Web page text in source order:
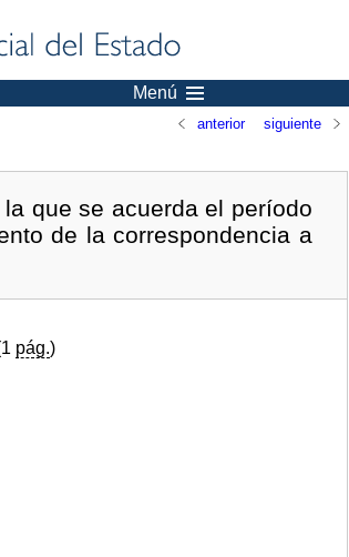
Menú
anterior siguiente
que se acuerda el período
de la correspondencia a
pág.)